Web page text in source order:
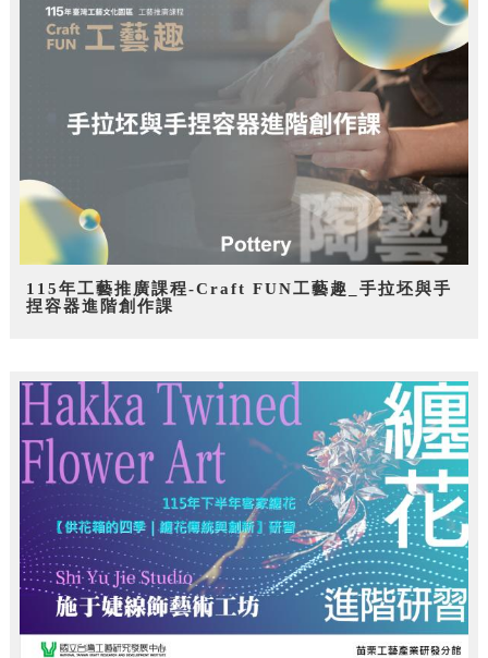
115年工藝推廣課程-Craft FUN工藝趣_手拉坯與手
捏容器進階創作課